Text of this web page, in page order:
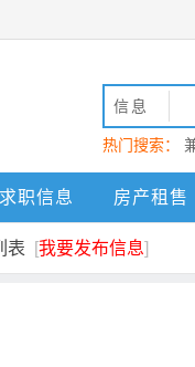
信息
热门搜索：
动 乐山
求职信息 房产租售
表 [我要发布信息]